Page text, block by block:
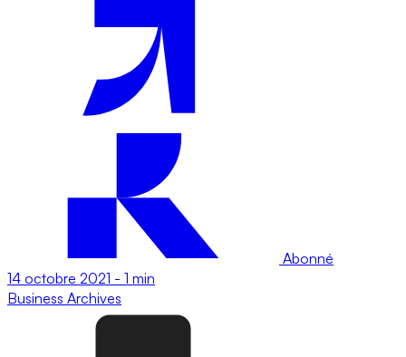
Abonné
14 octobre 2021 - 1 min
Business Archives